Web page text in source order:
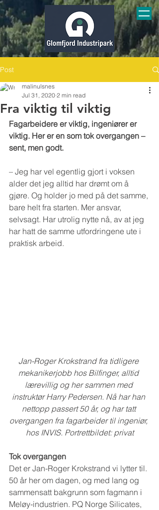
Post
Fra viktig til viktig
malinulsnes
Jul 31, 2020 2 min read
Fagarbeidere er viktig, ingeniører er
viktig. Her er en som tok overgangen –
sent, men godt.
– Jeg har vel egentlig gjort i voksen
alder det jeg alltid har drømt om å
gjøre. Og holder jo med på det samme,
bare helt fra starten. Mer ansvar,
selvsagt. Har utrolig nytte nå, av at jeg
har hatt de samme utfordringene ute i
praktisk arbeid.
Jan-Roger Krokstrand fra tidligere
mekanikerjobb hos Bilfinger, alltid
lærevillig og her sammen med
instruktør Harry Pedersen. Nå har han
nettopp passert 50 år, og har tatt
overgangen fra fagarbeider til ingeniør,
hos INVIS. Portrettbildet: privat
Tok overgangen
Det er Jan-Roger Krokstrand vi lytter til.
50 år her om dagen, og med lang og
sammensatt bakgrunn som fagmann i
Meløy-industrien. PQ Norge Silicates,